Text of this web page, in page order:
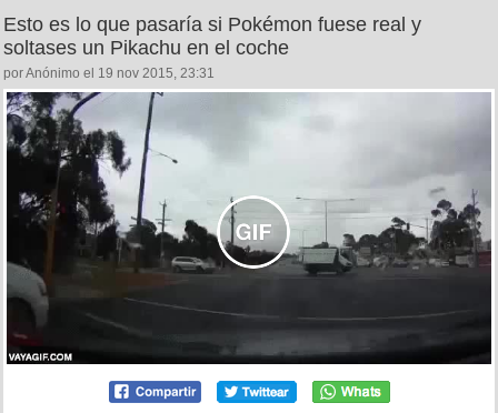
Esto es lo que pasaría si Pokémon fuese real y
soltases un Pikachu en el coche
por Anónimo el 19 nov 2015, 23:31